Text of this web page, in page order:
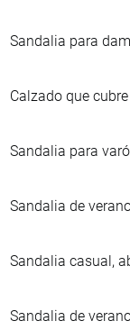
Sandalia para
Calzado que
Sandalia para
Sandalia de
Sandalia casual,
Sandalia de